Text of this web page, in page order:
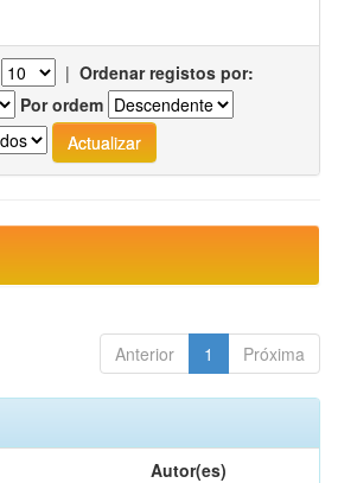
| Ordenar registos por:
Por ordem
Anterior 1 Próxima
Autor(es)